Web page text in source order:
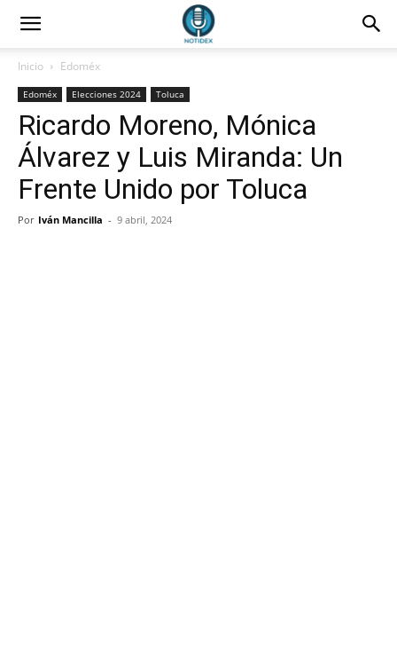
Inicio Edoméx
Edoméx Elecciones 2024 Toluca
Ricardo Moreno, Mónica
Álvarez y Luis Miranda: Un
Frente Unido por Toluca
Por Iván Mancilla - 9 abril, 2024